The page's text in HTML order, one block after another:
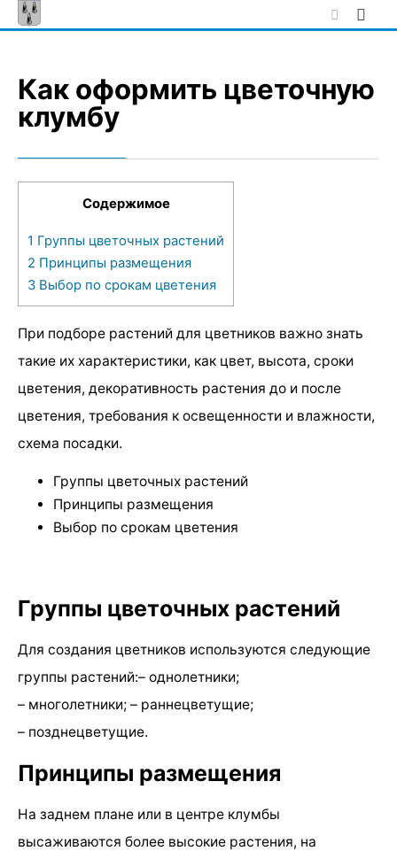
Skip
to
Как оформить цветочную
клумбу
Содержимое
1 Группы цветочных растений
2 Принципы размещения
3 Выбор по срокам цветения
При подборе растений для цветников важно знать
такие их характеристики, как цвет, высота, сроки
цветения, декоративность растения до и после
цветения, требования к освещенности и влажности,
схема посадки.
Группы цветочных растений
Принципы размещения
Выбор по срокам цветения
Группы цветочных растений
Для создания цветников используются следующие
группы растений:– однолетники;
– многолетники; – раннецветущие;
– позднецветущие.
Принципы размещения
На заднем плане или в центре клумбы
высаживаются более высокие растения, на